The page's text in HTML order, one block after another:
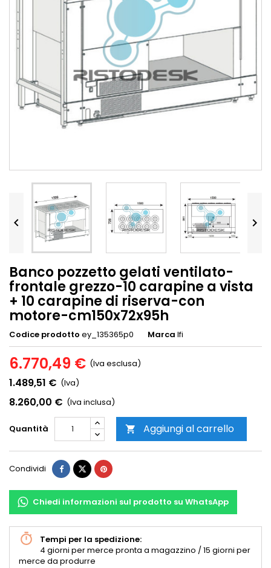
 
Banco pozzetto gelati ventilato-
frontale grezzo-10 carapine a vista
+ 10 carapine di riserva-con
motore-cm150x72x95h
Codice prodotto ey_135365p0 Marca Ifi
6.770,49 € (Iva esclusa)
1.489,51 € (Iva)
8.260,00 € (Iva inclusa)
Quantità  Aggiungi al carrello
Condividi
Chiedi informazioni sul prodotto su WhatsApp
Tempi per la spedizione:
4 giorni per merce pronta a magazzino / 15 giorni per
merce da produrre